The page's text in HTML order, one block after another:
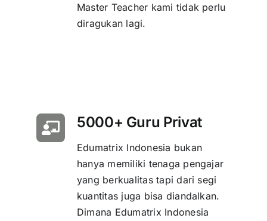
Master Teacher kami tidak perlu
diragukan lagi.
5000+ Guru Privat
Edumatrix Indonesia bukan
hanya memiliki tenaga pengajar
yang berkualitas tapi dari segi
kuantitas juga bisa diandalkan.
Dimana Edumatrix Indonesia